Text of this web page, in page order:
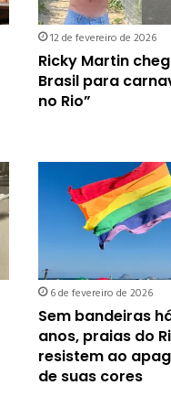
12 de fevereiro de 2026
Ricky Martin
Brasil para
no Rio”
6 de fevereiro de 2026
Sem bandeiras
anos, praias do
resistem ao
de suas cores